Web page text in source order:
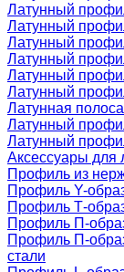
Латунный
Латунный
Латунный
Латунный
Латунный
Латунный
Латунная полоса
Латунный
Латунный
Аксессуары для
Профиль из
Профиль Y-
Профиль Т-
Профиль П-
Профиль П-
стали